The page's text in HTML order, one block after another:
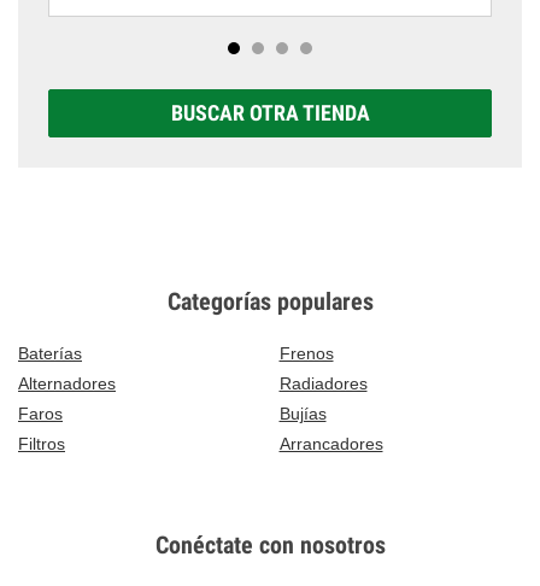
BUSCAR OTRA TIENDA
Categorías populares
Baterías
Frenos
Alternadores
Radiadores
Faros
Bujías
Filtros
Arrancadores
Conéctate con nosotros